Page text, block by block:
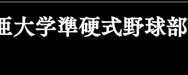
大学準硬式野球部